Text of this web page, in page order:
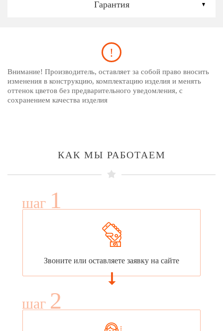
Гарантия
Внимание! Производитель, оставляет за собой право вносить
изменения в конструкцию, комплектацию изделия и менять
оттенок цветов без предварительного уведомления, с
сохранением качества изделия
КАК МЫ РАБОТАЕМ
шаг 1
Звоните или оставляете заявку на сайте
шаг 2